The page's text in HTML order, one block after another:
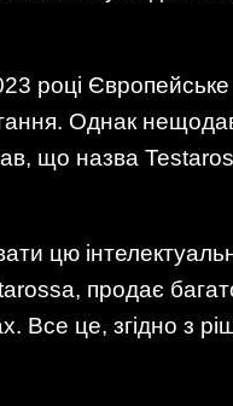
році Європейське
Однак
що назва
цю
продає
Все це, згідно з